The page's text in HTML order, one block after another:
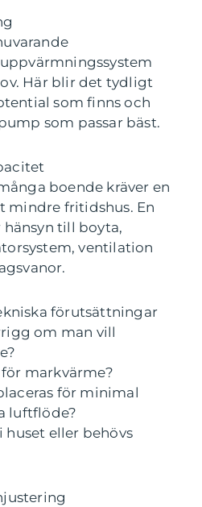
Här blir det tydligt
som finns och
som passar bäst.
boende kräver en
mindre fritidshus. En
till boyta,
ventilation
förutsättningar
om man vill
markvärme?
för minimal
luftflöde?
huset eller behövs